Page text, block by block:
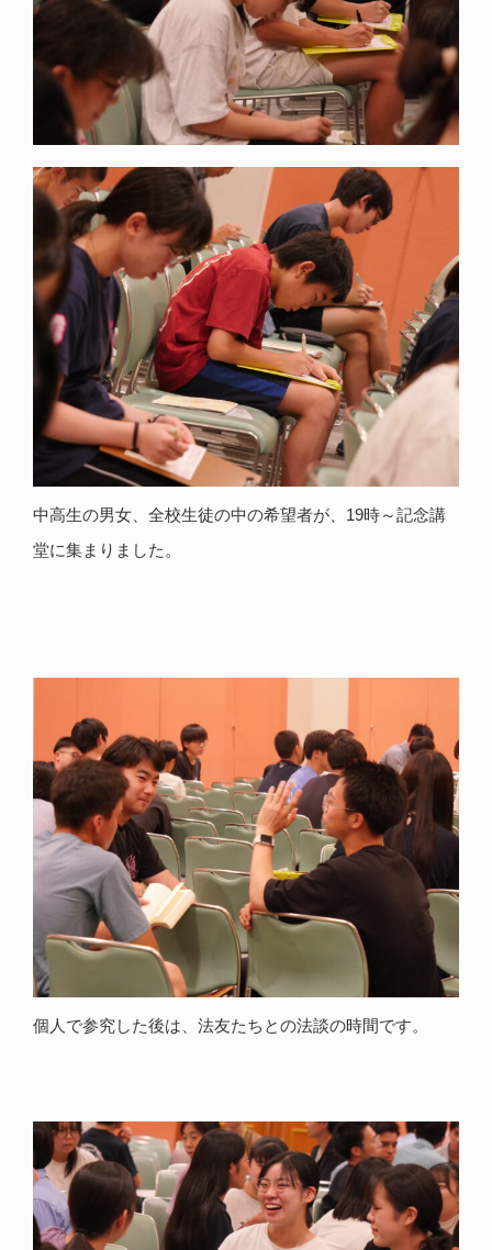
中高生の男女、全校生徒の中の希望者が、19時～記念講
堂に集まりました。
個人で参究した後は、法友たちとの法談の時間です。